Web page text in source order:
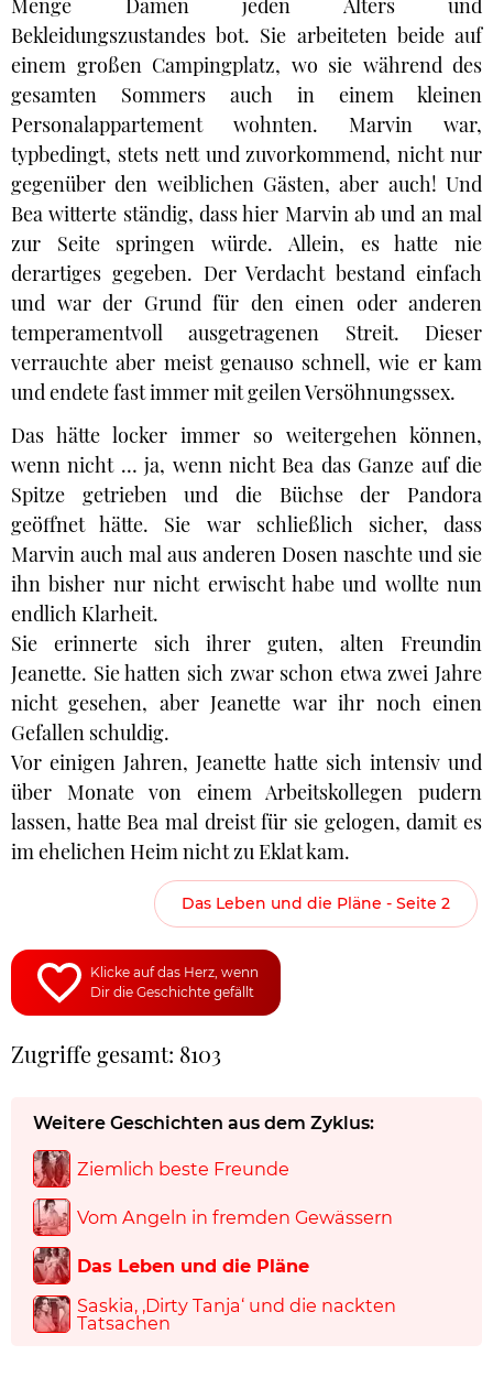
Menge Damen jeden Alters und
Bekleidungszustandes bot. Sie arbeiteten beide auf
einem großen Campingplatz, wo sie während des
gesamten Sommers auch in einem kleinen
Personalappartement wohnten. Marvin war,
typbedingt, stets nett und zuvorkommend, nicht nur
gegenüber den weiblichen Gästen, aber auch! Und
Bea witterte ständig, dass hier Marvin ab und an mal
zur Seite springen würde. Allein, es hatte nie
derartiges gegeben. Der Verdacht bestand einfach
und war der Grund für den einen oder anderen
temperamentvoll ausgetragenen Streit. Dieser
verrauchte aber meist genauso schnell, wie er kam
und endete fast immer mit geilen Versöhnungssex.
Das hätte locker immer so weitergehen können,
wenn nicht … ja, wenn nicht Bea das Ganze auf die
Spitze getrieben und die Büchse der Pandora
geöffnet hätte. Sie war schließlich sicher, dass
Marvin auch mal aus anderen Dosen naschte und sie
ihn bisher nur nicht erwischt habe und wollte nun
endlich Klarheit.
Sie erinnerte sich ihrer guten, alten Freundin
Jeanette. Sie hatten sich zwar schon etwa zwei Jahre
nicht gesehen, aber Jeanette war ihr noch einen
Gefallen schuldig.
Vor einigen Jahren, Jeanette hatte sich intensiv und
über Monate von einem Arbeitskollegen pudern
lassen, hatte Bea mal dreist für sie gelogen, damit es
im ehelichen Heim nicht zu Eklat kam.
Das Leben und die Pläne - Seite 2
Klicke auf das Herz, wenn
Dir die Geschichte gefällt
Zugriffe gesamt: 8103
Weitere Geschichten aus dem Zyklus:
Ziemlich beste Freunde
Vom Angeln in fremden Gewässern
Das Leben und die Pläne
Saskia, ‚Dirty Tanja‘ und die nackten
Tatsachen